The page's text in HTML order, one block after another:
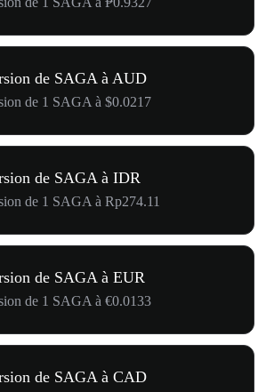
de SAGA à AUD
de 1 SAGA à $0.0217
de SAGA à IDR
de 1 SAGA à Rp274.11
de SAGA à EUR
de 1 SAGA à €0.0133
de SAGA à CAD